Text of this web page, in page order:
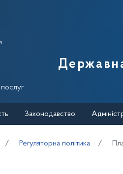
Державної
Законодавство
Регуляторна політика